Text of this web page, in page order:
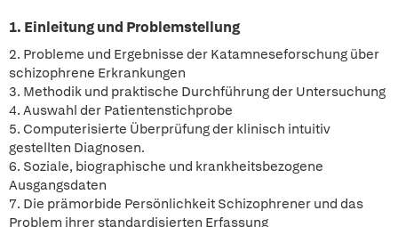
1. Einleitung und Problemstellung
2. Probleme und Ergebnisse der Katamneseforschung über
schizophrene Erkrankungen
3. Methodik und praktische Durchführung der Untersuchung
4. Auswahl der Patientenstichprobe
5. Computerisierte Überprüfung der klinisch intuitiv
gestellten Diagnosen.
6. Soziale, biographische und krankheitsbezogene
Ausgangsdaten
7. Die prämorbide Persönlichkeit Schizophrener und das
Problem ihrer standardisierten Erfassung